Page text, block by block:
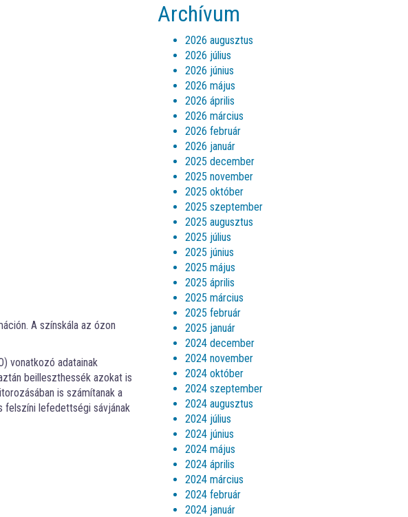
A színskála az ózon
vonatkozó adatainak
beilleszthessék azokat is
is számítanak a
felszíni lefedettségi sávjának
Archívum
2026 augusztus
2026 július
2026 június
2026 május
2026 április
2026 március
2026 február
2026 január
2025 december
2025 november
2025 október
2025 szeptember
2025 augusztus
2025 július
2025 június
2025 május
2025 április
2025 március
2025 február
2025 január
2024 december
2024 november
2024 október
2024 szeptember
2024 augusztus
2024 július
2024 június
2024 május
2024 április
2024 március
2024 február
2024 január